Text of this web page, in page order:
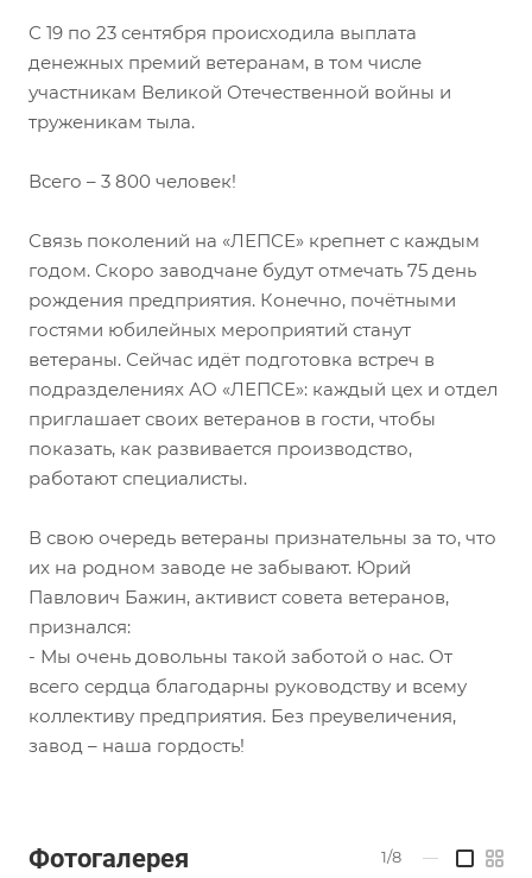
С 19 по 23 сентября происходила выплата
денежных премий ветеранам, в том числе
участникам Великой Отечественной войны и
труженикам тыла.
Всего – 3 800 человек!
Связь поколений на «ЛЕПСЕ» крепнет с каждым
годом. Скоро заводчане будут отмечать 75 день
рождения предприятия. Конечно, почётными
гостями юбилейных мероприятий станут
ветераны. Сейчас идёт подготовка встреч в
подразделениях АО «ЛЕПСЕ»: каждый цех и отдел
приглашает своих ветеранов в гости, чтобы
показать, как развивается производство,
работают специалисты.
В свою очередь ветераны признательны за то, что
их на родном заводе не забывают. Юрий
Павлович Бажин, активист совета ветеранов,
признался:
- Мы очень довольны такой заботой о нас. От
всего сердца благодарны руководству и всему
коллективу предприятия. Без преувеличения,
завод – наша гордость!
Фотогалерея 1/8 —